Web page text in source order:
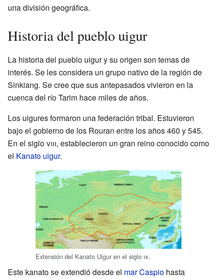
una división geográfica.
Historia del pueblo uigur
La historia del pueblo uigur y su origen son temas de
interés. Se les considera un grupo nativo de la región de
Sinkiang. Se cree que sus antepasados vivieron en la
cuenca del río Tarim hace miles de años.
Los uigures formaron una federación tribal. Estuvieron
bajo el gobierno de los Rouran entre los años 460 y 545.
En el sigloviii, establecieron un gran reino conocido como
el Kanato uigur.
Extensión del Kanato Uigur en el siglo ix.
Este kanato se extendió desde el mar Caspio hasta